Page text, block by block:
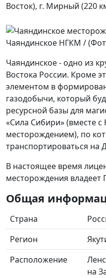
Восток), г. Мирный (220
Чаяндинское НГКМ /
Чаяндинское - одно из
Востока России. Кроме
элементом в
газодобычи, который
ресурсной базы для
«Сила Сибири» (вместе
месторождением), по
транспортироваться на
В настоящее время
месторождения владеет
Общая
Страна
Регион
Расположение
на